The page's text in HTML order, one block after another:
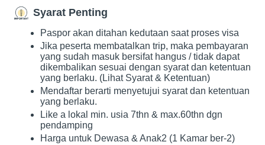
Syarat Penting
Paspor akan ditahan kedutaan saat proses visa
Jika peserta membatalkan trip, maka pembayaran
yang sudah masuk bersifat hangus / tidak dapat
dikembalikan sesuai dengan syarat dan ketentuan
yang berlaku. (Lihat Syarat & Ketentuan)
Mendaftar berarti menyetujui syarat dan ketentuan
yang berlaku.
Like a lokal min. usia 7thn & max.60thn dgn
pendamping
Harga untuk Dewasa & Anak2 (1 Kamar ber-2)